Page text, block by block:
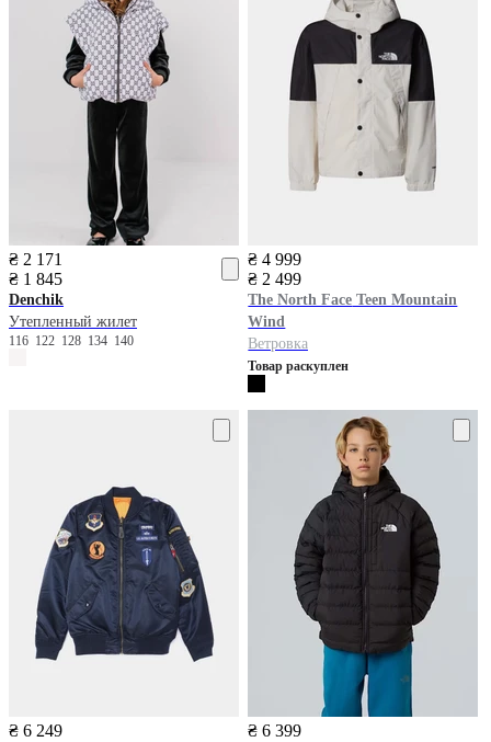
₴ 2 171
₴ 1 845
Denchik
Утепленный жилет
116 122 128 134 140
₴ 4 999
₴ 2 499
The North Face Teen Mountain
Wind
Ветровка
Товар раскуплен
₴ 6 249
₴ 6 399